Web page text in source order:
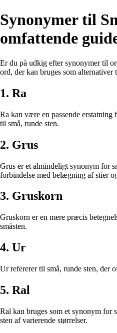
Synonymer til
omfattende
Er du på udkig efter synonymer til
ord, der kan bruges som alternativer
1. Ra
Ra kan være en passende erstatning
til små, runde sten.
2. Grus
Grus er et almindeligt synonym for
forbindelse med belægning af stier
3. Gruskorn
Gruskorn er en mere præcis
småsten.
4. Ur
Ur refererer til små, runde sten, der
5. Ral
Ral kan bruges som et synonym for
sten af varierende størrelser.